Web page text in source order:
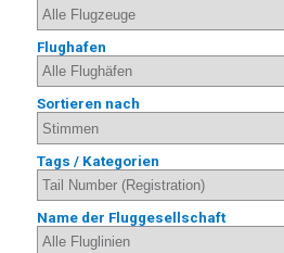
Flughafen
Sortieren nach
Tags / Kategorien
Name der Fluggesellschaft